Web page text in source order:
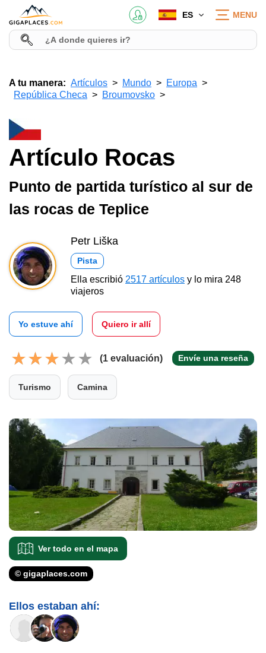
ES MENU
A tu manera: Artículos Mundo
Europa
República Checa
Broumovsko
Artículo Rocas
Punto de partida turístico al sur de
las rocas de Teplice
Petr Liška
Pista
Ella escribió 2517 artículos y lo mira 248
viajeros
Yo estuve ahí Quiero ir allí
(1 evaluación) Envíe una reseña
Turismo Camina
Ver todo en el mapa
© gigaplaces.com
Ellos estaban ahí: